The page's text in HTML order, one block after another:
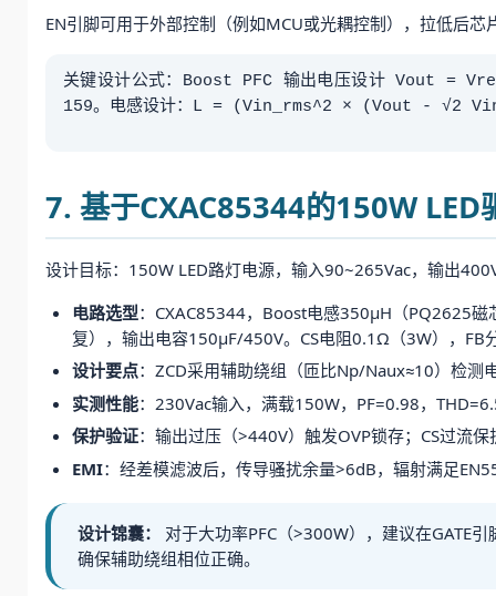
EN引脚可用于外部控制（例如MCU或光耦控制），拉低后
关键设计公式：Boost PFC 输出电压设计 Vout =
159。电感设计：L = (Vin_rms^2 × (Vout - √2
7. 基于CXAC85344的150W LED
设计目标：150W LED路灯电源，输入90~265Vac，输出
电路选型：CXAC85344，Boost电感350μH（PQ2625
复），输出电容150μF/450V。CS电阻0.1Ω（3W），FB
设计要点：ZCD采用辅助绕组（匝比Np/Naux≈10）检测
实测性能：230Vac输入，满载150W，PF=0.98，
保护验证：输出过压（>440V）触发OVP锁存；CS过流
EMI：经差模滤波后，传导骚扰余量>6dB，辐射满足
设计锦囊：
对于大功率PFC（>300W），建议在GATE
确保辅助绕组相位正确。